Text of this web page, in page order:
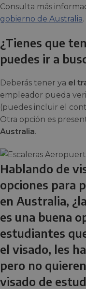
Consulta más
gobierno de Australia.
¿Tienes que
puedes ir a
Deberás tener ya el
empleador pueda
(puedes incluir el
Otra opción es
Australia.
Hablando de
opciones para
en Australia, ¿la
es una buena
estudiantes
el visado, les
pero no
visado de